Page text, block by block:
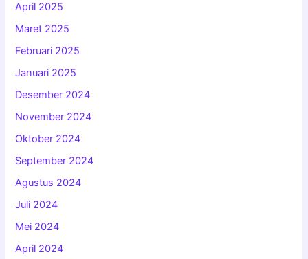
April 2025
Maret 2025
Februari 2025
Januari 2025
Desember 2024
November 2024
Oktober 2024
September 2024
Agustus 2024
Juli 2024
Mei 2024
April 2024